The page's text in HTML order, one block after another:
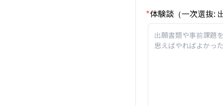
*体験談（一次選抜: